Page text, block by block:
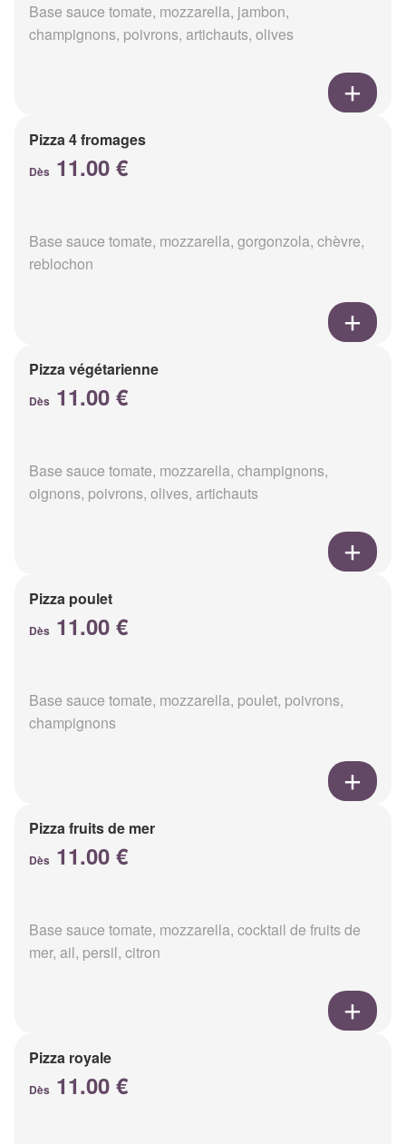
Base sauce tomate, mozzarella, jambon,
champignons, poivrons, artichauts, olives
Pizza 4 fromages
Dès 11.00 €
Base sauce tomate, mozzarella, gorgonzola, chèvre,
reblochon
Pizza végétarienne
Dès 11.00 €
Base sauce tomate, mozzarella, champignons,
oignons, poivrons, olives, artichauts
Pizza poulet
Dès 11.00 €
Base sauce tomate, mozzarella, poulet, poivrons,
champignons
Pizza fruits de mer
Dès 11.00 €
Base sauce tomate, mozzarella, cocktail de fruits de
mer, ail, persil, citron
Pizza royale
Dès 11.00 €